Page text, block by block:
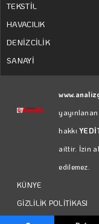
TEKSTİL
HAVACILIK
DENİZCİLİK
SANAYİ
hakkı
aittir. İzin
edilemez.
KÜNYE
GİZLİLİK POLİTİKASI
KULLANIM KOŞULLARI